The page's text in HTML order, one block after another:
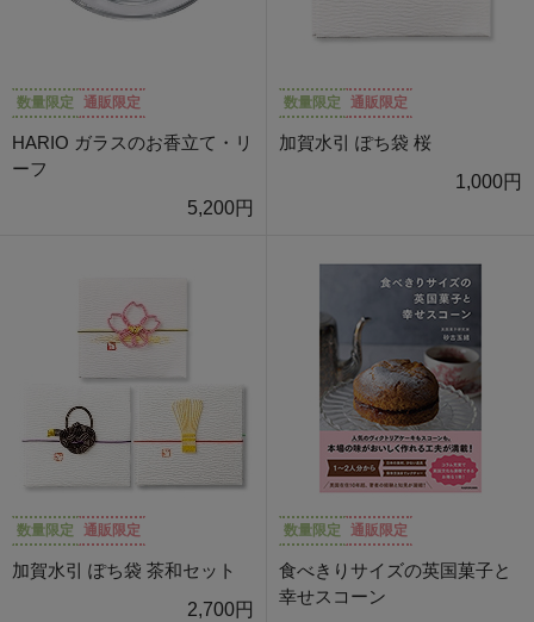
数量限定 通販限定
HARIO ガラスのお香立て・リ
ーフ
5,200円
数量限定 通販限定
加賀水引 ぽち袋 桜
1,000円
数量限定 通販限定
加賀水引 ぽち袋 茶和セット
2,700円
数量限定 通販限定
食べきりサイズの英国菓子と
幸せスコーン